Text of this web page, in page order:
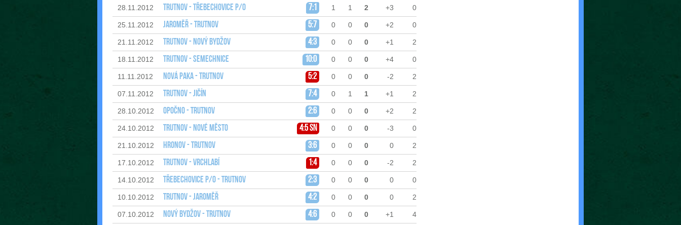
28.11.2012 Trutnov - Třebechovice p/O 7:1 1 1 2 +3 0
25.11.2012 Jaroměř - Trutnov 5:7 0 0 0 +2 0
21.11.2012 Trutnov - Nový Bydžov 4:3 0 0 0 +1 2
18.11.2012 Trutnov - Semechnice 10:0 0 0 0 +4 0
11.11.2012 Nová Paka - Trutnov 5:2 0 0 0 -2 2
07.11.2012 Trutnov - Jičín 7:4 0 1 1 +1 2
28.10.2012 Opočno - Trutnov 2:6 0 0 0 +2 2
24.10.2012 Trutnov - Nové Město 4:5 sn 0 0 0 -3 0
21.10.2012 Hronov - Trutnov 3:6 0 0 0 0 2
17.10.2012 Trutnov - Vrchlabí 1:4 0 0 0 -2 2
14.10.2012 Třebechovice p/O - Trutnov 2:3 0 0 0 0 0
10.10.2012 Trutnov - Jaroměř 4:2 0 0 0 0 2
07.10.2012 Nový Bydžov - Trutnov 4:6 0 0 0 +1 4